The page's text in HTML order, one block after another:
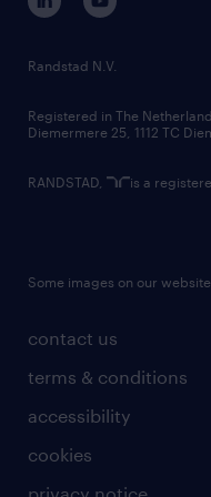
randstad innovation
country websites
contact us
terms & conditions
accessibility
cookies
Randstad N.V.
Registered in The
Diemermere 25, 1112 TC
RANDSTAD, is a
Some images on our